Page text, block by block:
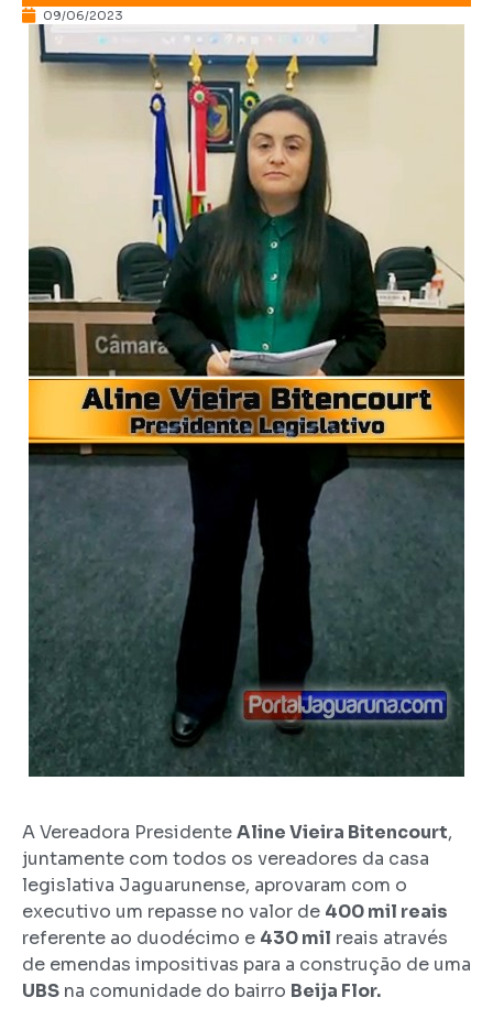
09/06/2023
A Vereadora PresidenteAline Vieira Bitencourt,
juntamente com todos os vereadores da casa
legislativa Jaguarunense, aprovaram com o
executivo um repasse no valor de 400 mil reais
referente ao duodécimo e 430 mil reais através
de emendas impositivas para a construção de uma
UBS na comunidade do bairro Beija Flor.